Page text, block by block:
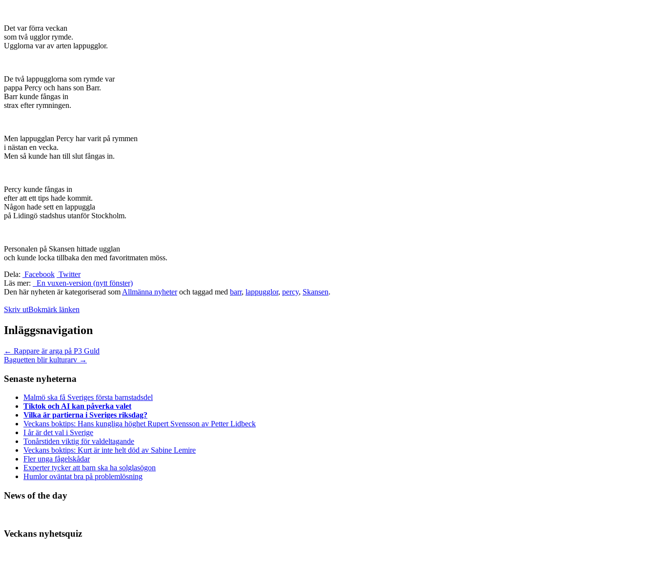
Det var förra veckan
som två ugglor rymde.
Ugglorna var av arten lappugglor.
De två lappugglorna som rymde var
pappa Percy och hans son Barr.
Barr kunde fångas in
strax efter rymningen.
Men lappugglan Percy har varit på rymmen
i nästan en vecka.
Men så kunde han till slut fångas in.
Percy kunde fångas in
efter att ett tips hade kommit.
Någon hade sett en lappuggla
på Lidingö stadshus utanför Stockholm.
Personalen på Skansen hittade ugglan
och kunde locka tillbaka den med favoritmaten möss.
Dela: Facebook Twitter
Läs mer:
En vuxen-version (nytt fönster)
Den här nyheten är kategoriserad som Allmänna nyheteroch taggad med barr, lappugglor, percy, Skansen.
Skriv utBokmärk länken
Inläggsnavigation
← Rappare är arga på P3 Guld
Baguetten blir kulturarv →
Senaste nyheterna
Malmö ska få Sveriges första barnstadsdel
Tiktok och AI kan påverka valet
Vilka är partierna i Sveriges riksdag?
Veckans boktips: Hans kungliga höghet Rupert Svensson av Petter Lidbeck
I år är det val i Sverige
Tonårstiden viktig för valdeltagande
Veckans boktips: Kurt är inte helt död av Sabine Lemire
Fler unga fågelskådar
Experter tycker att barn ska ha solglasögon
Humlor oväntat bra på problemlösning
News of the day
Veckans nyhetsquiz